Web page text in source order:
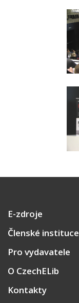
E-zdroje
Členské instituce
Pro vydavatele
O CzechELib
Kontakty